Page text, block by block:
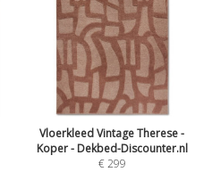
Vloerkleed Vintage Therese -
Koper - Dekbed-Discounter.nl
€299